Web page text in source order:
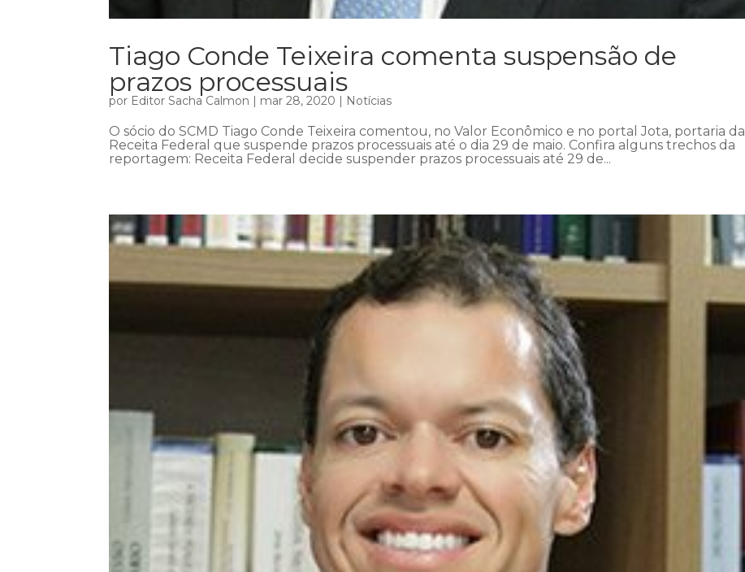
Tiago Conde Teixeira comenta suspensão de
prazos processuais
por Editor Sacha Calmon | mar 28, 2020 | Notícias
O sócio do SCMD Tiago Conde Teixeira comentou, no Valor Econômico e no portal Jota, portaria da
Receita Federal que suspende prazos processuais até o dia 29 de maio. Confira alguns trechos da
reportagem: Receita Federal decide suspender prazos processuais até 29 de...